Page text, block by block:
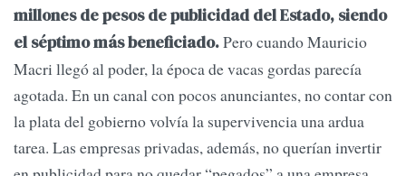
millones de pesos de publicidad del Estado, siendo
el séptimo más beneficiado.Pero cuando Mauricio
Macri llegó al poder, la época de vacas gordas parecía
agotada. En un canal con pocos anunciantes, no contar con
la plata del gobierno volvía la supervivencia una ardua
tarea. Las empresas privadas, además, no querían invertir